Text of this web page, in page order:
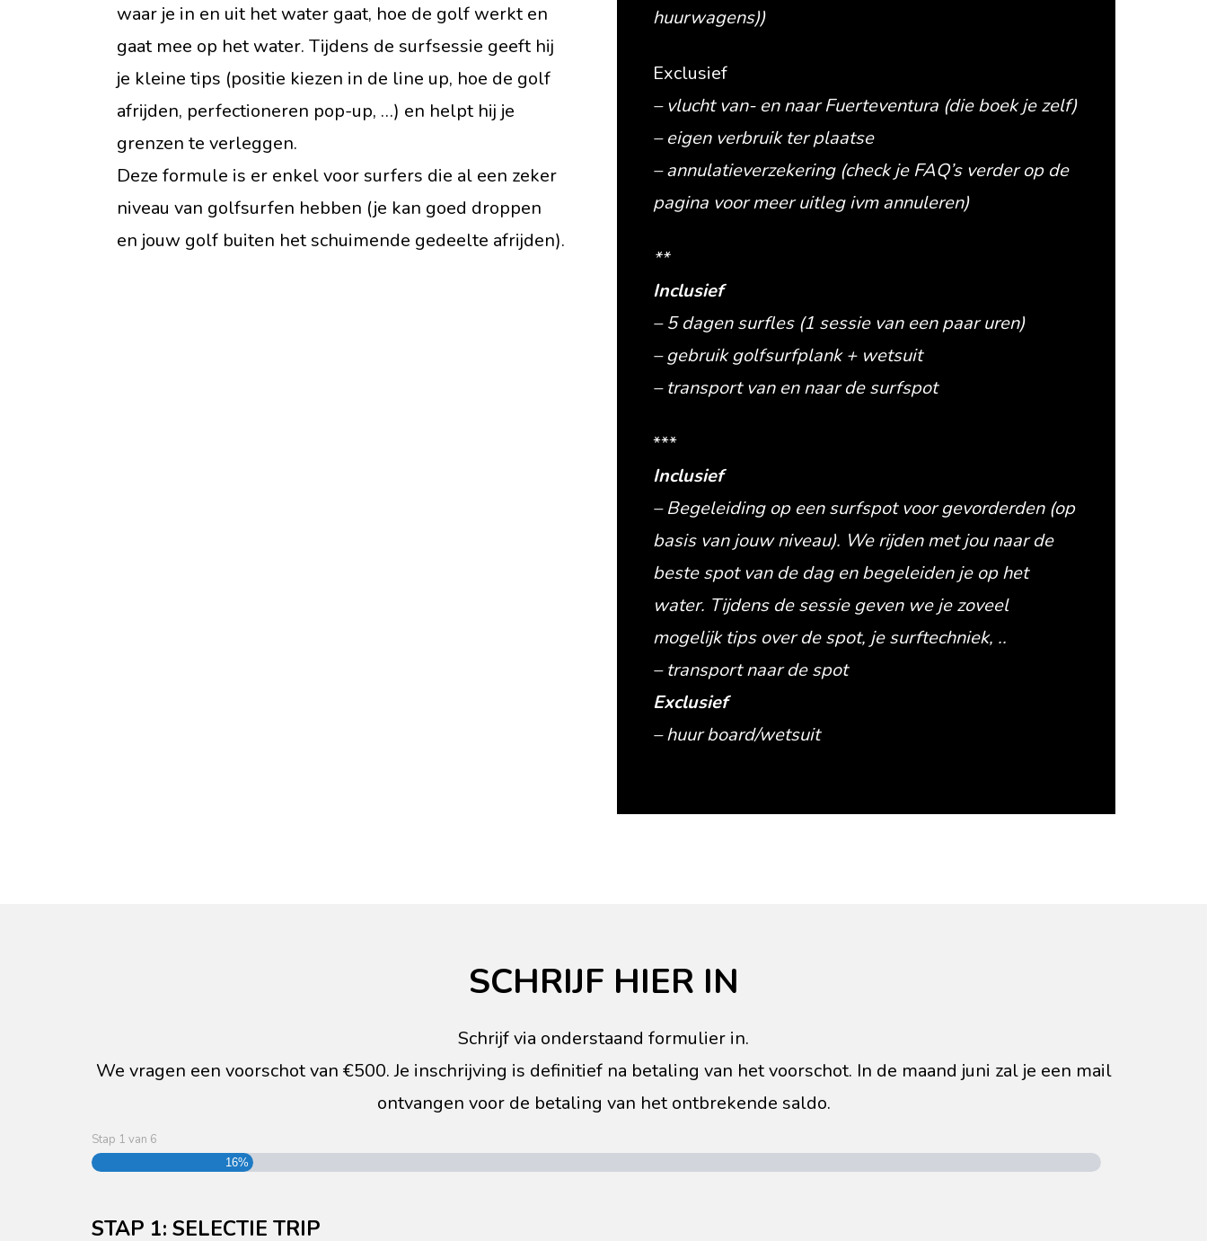
waar je in en uit het water gaat, hoe de golf werkt en
gaat mee op het water. Tijdens de surfsessie geeft hij
je kleine tips (positie kiezen in de line up, hoe de golf
afrijden, perfectioneren pop-up, …) en helpt hij je
grenzen te verleggen.
Deze formule is er enkel voor surfers die al een zeker
niveau van golfsurfen hebben (je kan goed droppen
en jouw golf buiten het schuimende gedeelte afrijden).
huurwagens))
Exclusief
– vlucht van- en naar Fuerteventura (die boek je zelf)
– eigen verbruik ter plaatse
– annulatieverzekering (check je FAQ’s verder op de
pagina voor meer uitleg ivm annuleren)
**
Inclusief
– 5 dagen surfles (1 sessie van een paar uren)
– gebruik golfsurfplank + wetsuit
– transport van en naar de surfspot
***
Inclusief
– Begeleiding op een surfspot voor gevorderden (op
basis van jouw niveau). We rijden met jou naar de
beste spot van de dag en begeleiden je op het
water. Tijdens de sessie geven we je zoveel
mogelijk tips over de spot, je surftechniek, ..
– transport naar de spot
Exclusief
– huur board/wetsuit
SCHRIJF HIER IN
Schrijf via onderstaand formulier in.
We vragen een voorschot van €500. Je inschrijving is definitief na betaling van het voorschot. In de maand juni zal je een mail
ontvangen voor de betaling van het ontbrekende saldo.
Stap 1 van 6
16%
STAP 1: SELECTIE TRIP